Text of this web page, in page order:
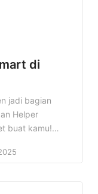
di
jadi bagian
Helper
buat kamu!
Jangan